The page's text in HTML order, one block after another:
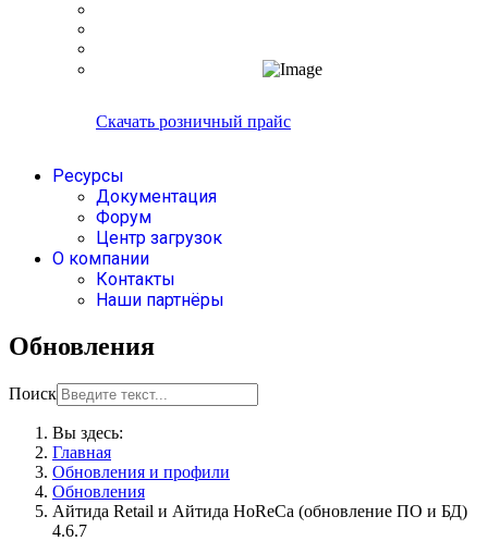
Скачать розничный прайс
Ресурсы
Документация
Форум
Центр загрузок
О компании
Контакты
Наши партнёры
Обновления
Поиск
Вы здесь:
Главная
Обновления и профили
Обновления
Айтида Retail и Айтида HoReCa (обновление ПО и БД)
4.6.7